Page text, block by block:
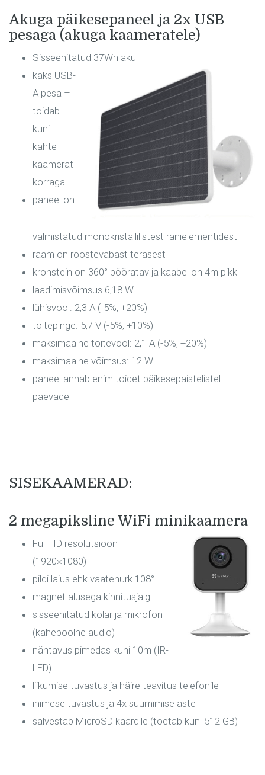
Akuga päikesepaneel ja 2x USB
pesaga (akuga kaameratele)
Sisseehitatud 37Wh aku
kaks USB-
A pesa –
toidab
kuni
kahte
kaamerat
korraga
paneel on
valmistatud monokristallilistest ränielementidest
raam on roostevabast terasest
kronstein on 360° pööratav ja kaabel on 4m pikk
laadimisvõimsus 6,18 W
lühisvool: 2,3 A (-5%, +20%)
toitepinge: 5,7 V (-5%, +10%)
maksimaalne toitevool: 2,1 A (-5%, +20%)
maksimaalne võimsus: 12 W
paneel annab enim toidet päikesepaistelistel
päevadel
SISEKAAMERAD:
2 megapiksline WiFi minikaamera
Full HD resolutsioon
(1920×1080)
pildi laius ehk vaatenurk 108°
magnet alusega kinnitusjalg
sisseehitatud kõlar ja mikrofon
(kahepoolne audio)
nähtavus pimedas kuni 10m (IR-
LED)
liikumise tuvastus ja häire teavitus telefonile
inimese tuvastus ja 4x suumimise aste
salvestab MicroSD kaardile (toetab kuni 512 GB)